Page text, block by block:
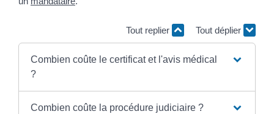
Tout replier Tout déplier
Combien coûte le certificat et l'avis médical
?
Combien coûte la procédure judiciaire ?